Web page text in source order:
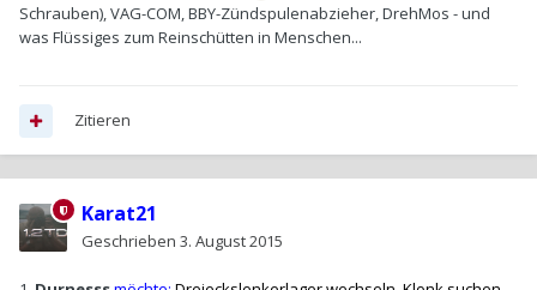
Schrauben), VAG-COM, BBY-Zündspulenabzieher, DrehMos - und
was Flüssiges zum Reinschütten in Menschen...
Zitieren
Karat21
Geschrieben 3. August 2015